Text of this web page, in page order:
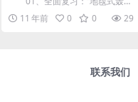
炸”；查缺补漏：&ldqu...
11 年前 0 0 29
联系我们